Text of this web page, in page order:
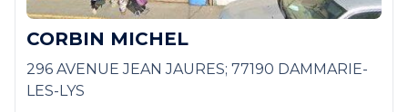
CORBIN MICHEL
296 AVENUE JEAN JAURES; 77190 DAMMARIE-
LES-LYS